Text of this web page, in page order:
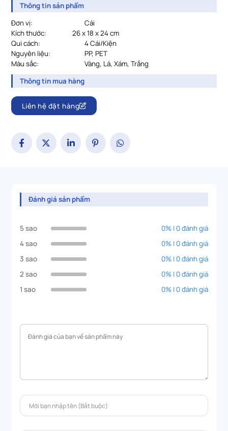
Thông tin sản phẩm
Đơn vị:
Cái
Kích thước:
26 x 18 x 24 cm
Qui cách:
				4
Cái/Kiện
Nguyên liệu:
PP, PET
Màu sắc:
				Vàng, Lá, Xám, Trắng
Thông tin mua hàng
Liên hệ đặt hàng
Đánh giá sản phẩm
5 sao
0% | 0 đánh giá
4 sao
0% | 0 đánh giá
3 sao
0% | 0 đánh giá
2 sao
0% | 0 đánh giá
1 sao
0% | 0 đánh giá